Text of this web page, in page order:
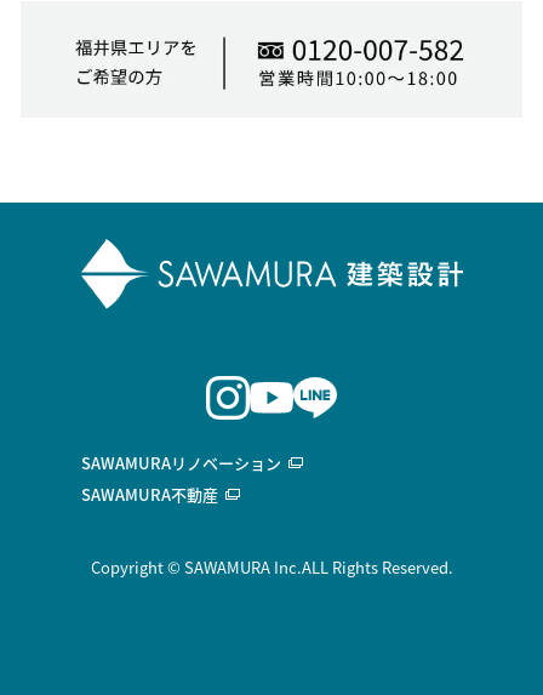
SAWAMURAリノベーション
SAWAMURA不動産
Copyright © SAWAMURA Inc.ALL Rights Reserved.